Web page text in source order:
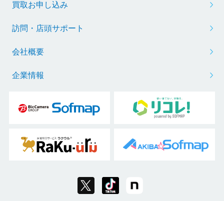
買取お申し込み
訪問・店頭サポート
会社概要
企業情報